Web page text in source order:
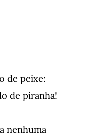
de peixe:
de piranha!
nenhuma